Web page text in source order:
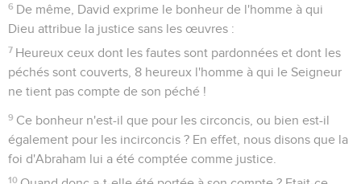
6 De même, David exprime le bonheur de l'homme à qui
Dieu attribue la justice sans les œuvres :
7 Heureux ceux dont les fautes sont pardonnées et dont les
péchés sont couverts, 8 heureux l'homme à qui le Seigneur
ne tient pas compte de son péché !
9 Ce bonheur n'est-il que pour les circoncis, ou bien est-il
également pour les incirconcis ? En effet, nous disons que la
foi d'Abraham lui a été comptée comme justice.
10